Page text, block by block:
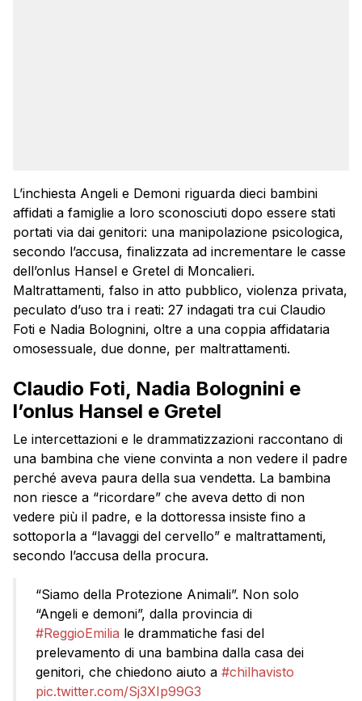
L’inchiesta Angeli e Demoni riguarda dieci bambini
affidati a famiglie a loro sconosciuti dopo essere stati
portati via dai genitori: una manipolazione psicologica,
secondo l’accusa, finalizzata ad incrementare le casse
dell’onlus Hansel e Gretel di Moncalieri.
Maltrattamenti, falso in atto pubblico, violenza privata,
peculato d’uso tra i reati: 27 indagati tra cui Claudio
Foti e Nadia Bolognini, oltre a una coppia affidataria
omosessuale, due donne, per maltrattamenti.
Claudio Foti, Nadia Bolognini e
l’onlus Hansel e Gretel
Le intercettazioni e le drammatizzazioni raccontano di
una bambina che viene convinta a non vedere il padre
perché aveva paura della sua vendetta. La bambina
non riesce a “ricordare” che aveva detto di non
vedere più il padre, e la dottoressa insiste fino a
sottoporla a “lavaggi del cervello” e maltrattamenti,
secondo l’accusa della procura.
“Siamo della Protezione Animali”. Non solo
“Angeli e demoni”, dalla provincia di
#ReggioEmilia le drammatiche fasi del
prelevamento di una bambina dalla casa dei
genitori, che chiedono aiuto a #chilhavisto
pic.twitter.com/Sj3XIp99G3